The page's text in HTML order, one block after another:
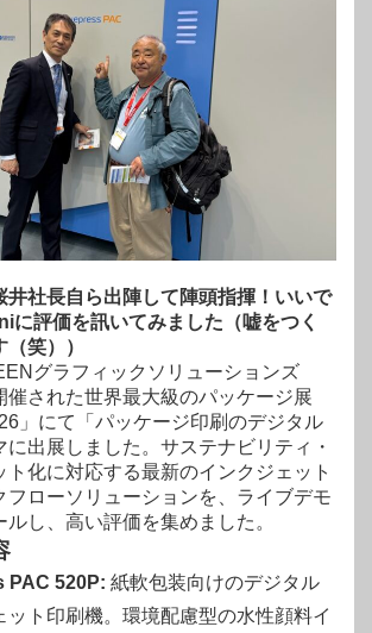
井社長自ら出陣して陣頭指揮！いいで
に評価を訊いてみました（嘘をつく
笑））
グラフィックソリューションズ
催された世界最大級のパッケージ展
」にて「パッケージ印刷のデジタル
に出展しました。サステナビリティ・
ト化に対応する最新のインクジェット
フローソリューションを、ライブデモ
ルし、高い評価を集めました。
PAC 520P: 紙軟包装向けのデジタル
ット印刷機。環境配慮型の水性顔料イ